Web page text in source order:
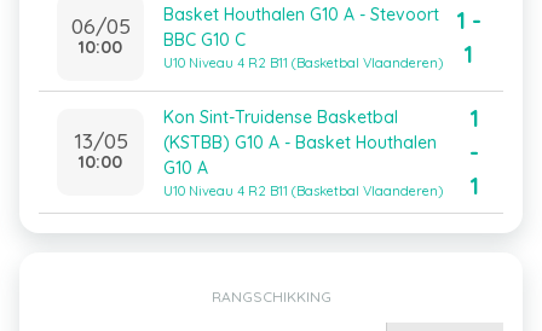
06/05
10:00
Basket Houthalen G10 A - Stevoort
BBC G10 C
U10 Niveau 4 R2 B11 (Basketbal Vlaanderen)
1 -
1
13/05
10:00
Kon Sint-Truidense Basketbal
(KSTBB) G10 A - Basket Houthalen
G10 A
U10 Niveau 4 R2 B11 (Basketbal Vlaanderen)
1
-
1
RANGSCHIKKING